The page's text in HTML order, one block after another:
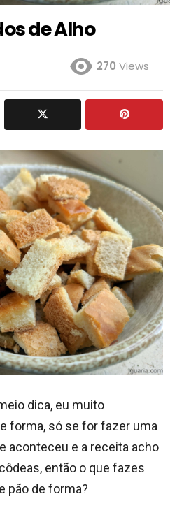
de Alho
270 Views
dica, eu muito
forma, só se for fazer uma
aconteceu e a receita acho
então o que fazes
pão de forma?